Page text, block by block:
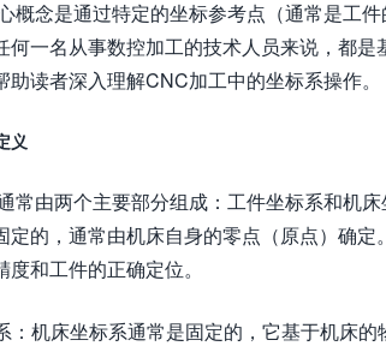
概念是通过特定的坐标参考点（通常是工
何一名从事数控加工的技术人员来说，都
助读者深入理解CNC加工中的坐标系操作。
义
常由两个主要部分组成：工件坐标系和机
定的，通常由机床自身的零点（原点）确
和工件的正确定位。
：机床坐标系通常是固定的，它基于机床